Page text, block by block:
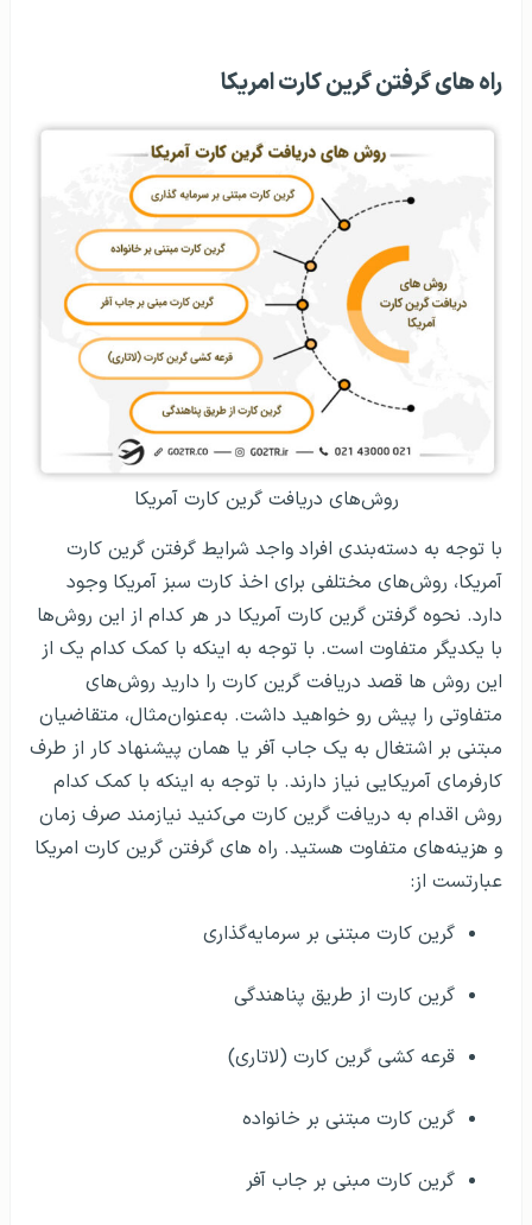
راه های گرفتن گرین کارت امریکا
روش‌های دریافت گرین کارت آمریکا
با توجه به دسته‌بندی افراد واجد شرایط گرفتن گرین کارت
آمریکا، روش‌های مختلفی برای اخذ کارت سبز آمریکا وجود
دارد. نحوه گرفتن گرین کارت آمریکا در هر کدام از این روش‌ها
با یکدیگر متفاوت است. با توجه به اینکه با کمک کدام یک از
این روش ها قصد دریافت گرین کارت را دارید روش‌های
متفاوتی را پیش رو خواهید داشت. به‌عنوان‌مثال، متقاضیان
مبتنی بر اشتغال به یک جاب آفر یا همان پیشنهاد کار از طرف
کارفرمای آمریکایی نیاز دارند. با توجه به اینکه با کمک کدام
روش اقدام به دریافت گرین کارت می‌کنید نیازمند صرف زمان
و هزینه‌های متفاوت هستید. راه های گرفتن گرین کارت امریکا
عبارتست از:
گرین کارت مبتنی بر سرمایه‌گذاری
گرین کارت از طریق پناهندگی
قرعه کشی گرین کارت (لاتاری)
گرین کارت مبتنی بر خانواده
گرین کارت مبنی بر جاب آفر